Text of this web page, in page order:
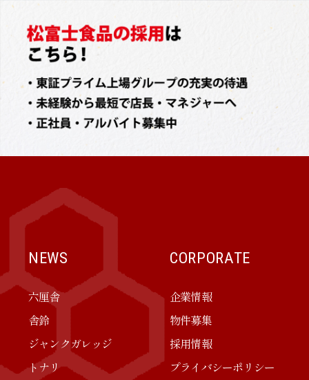
NEWS
六厘舎
舎鈴
ジャンクガレッジ
トナリ
CORPORATE
企業情報
物件募集
採用情報
プライバシーポリシー